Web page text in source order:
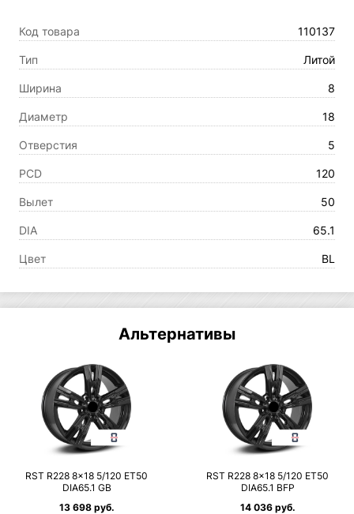
Код товара 110137
Тип Литой
Ширина 8
Диаметр 18
Отверстия 5
PCD 120
Вылет 50
DIA 65.1
Цвет BL
Альтернативы
RST R228 8×18 5/120 ET50
DIA65.1 GB
13 698 руб.
RST R228 8×18 5/120 ET50
DIA65.1 BFP
14 036 руб.